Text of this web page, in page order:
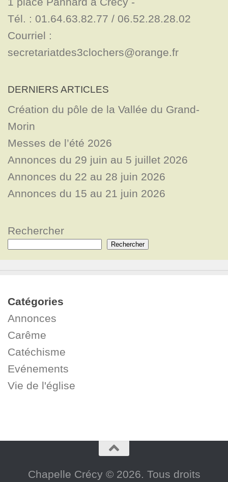
Tél. : 01.64.63.82.77 / 06.52.28.28.02
Courriel :
secretariatdes3clochers@orange.fr
DERNIERS ARTICLES
Création du pôle de la Vallée du Grand-
Morin
Messes de l’été 2026
Annonces du 29 juin au 5 juillet 2026
Annonces du 22 au 28 juin 2026
Annonces du 15 au 21 juin 2026
Rechercher
Rechercher
Catégories
Annonces
Carême
Catéchisme
Evénements
Vie de l'église
Chapelle Crécy © 2026. Tous droits